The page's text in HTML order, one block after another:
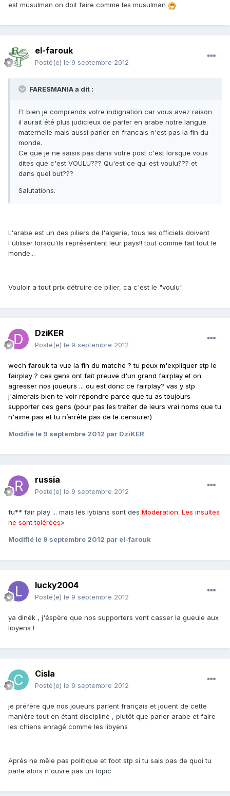
est musulman on doit faire comme les musulman
el-farouk
Posté(e) le 9 septembre 2012
FARESMANIA a dit :
Et bien je comprends votre indignation car vous avez raison
il aurait été plus judicieux de parler en arabe notre langue
maternelle mais aussi parler en francais n'est pas la fin du
monde.
Ce que je ne saisis pas dans votre post c'est lorsque vous
dites que c'est VOULU??? Qu'est ce qui est voulu??? et
dans quel but???
Salutations.
L'arabe est un des piliers de l'algerie, tous les officiels doivent
l'utiliser lorsqu'ils représentent leur pays!! tout comme fait tout le
monde...
Vouloir a tout prix détruire ce pilier, ca c'est le "voulu".
DziKER
Posté(e) le 9 septembre 2012
wech farouk ta vue la fin du matche ? tu peux m'expliquer stp le
fairplay ? ces gens ont fait preuve d'un grand fairplay et on
agresser nos joueurs ... ou est donc ce fairplay? vas y stp
j'aimerais bien te voir répondre parce que tu as toujours
supporter ces gens (pour pas les traiter de leurs vrai noms que tu
n'aime pas et tu n’arrête pas de le censurer)
Modifié le 9 septembre 2012 par DziKER
russia
Posté(e) le 9 septembre 2012
fu** fair play ... mais les lybians sont des Modération: Les insultes
ne sont tolérées>
Modifié le 9 septembre 2012 par el-farouk
lucky2004
Posté(e) le 9 septembre 2012
ya dinék , j'éspère que nos supporters vont casser la gueule aux
libyens !
Cisla
Posté(e) le 9 septembre 2012
je préfère que nos joueurs parlent français et jouent de cette
manière tout en étant discipliné , plutôt que parler arabe et faire
les chiens enragé comme les libyens
Après ne mêle pas politique et foot stp si tu sais pas de quoi tu
parle alors n'ouvre pas un topic